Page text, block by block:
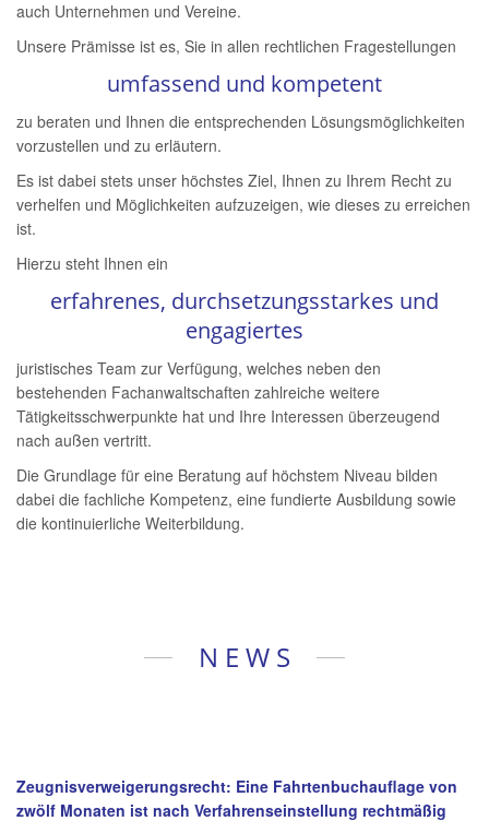
auch Unternehmen und Vereine.
Unsere Prämisse ist es, Sie in allen rechtlichen Fragestellungen
umfassend und kompetent
zu beraten und Ihnen die entsprechenden Lösungsmöglichkeiten
vorzustellen und zu erläutern.
Es ist dabei stets unser höchstes Ziel, Ihnen zu Ihrem Recht zu
verhelfen und Möglichkeiten aufzuzeigen, wie dieses zu erreichen
ist.
Hierzu steht Ihnen ein
erfahrenes, durchsetzungsstarkes und
engagiertes
juristisches Team zur Verfügung, welches neben den
bestehenden Fachanwaltschaften zahlreiche weitere
Tätigkeitsschwerpunkte hat und Ihre Interessen überzeugend
nach außen vertritt.
Die Grundlage für eine Beratung auf höchstem Niveau bilden
dabei die fachliche Kompetenz, eine fundierte Ausbildung sowie
die kontinuierliche Weiterbildung.
N E W S
Zeugnisverweigerungsrecht: Eine Fahrtenbuchauflage von
zwölf Monaten ist nach Verfahrenseinstellung rechtmäßig